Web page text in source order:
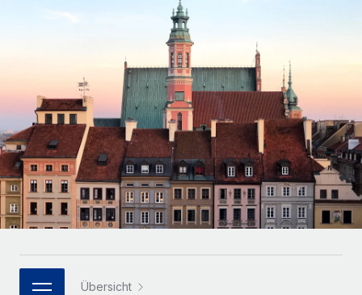
Auslagern von komplexen HR-Aufgaben
INFRASTRUKTUR
Remote Embedded
Nahtlose Integration der HR in bestehende Abläufe
Plattform
Integrierte HR-Kernfunktionen für dein Team
MCP
Agile HR- und Payroll-Lösungen für wachsende
Unternehmen
Mittelstand
Maßgeschneiderte HR-Lösungen, um Teams zu
vergrößern
Enterprise
Globale HR für Konzerne und Großunternehmen
PARTNER WERDEN
Honorarzahlungen berechnen
Informationen zu möglichen Währungen und
Abwicklungsfristen für globale Freelancer:innen
LERNEN MIT REMOTE
Forschung und Leitfäden
Fallstudien
HR-Glossar
Bibliothek für Stellenbeschreibungen
Nederlands
Deutsch
Español
Italiano
Português (Portugal)
한국어
Anmelden
Übersicht